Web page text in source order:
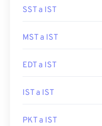
SST a IST
MST a IST
EDT a IST
IST a IST
PKT a IST